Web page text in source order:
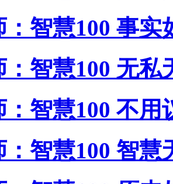
智慧100 事实
智慧100 无私
智慧100 不用
智慧100 智慧